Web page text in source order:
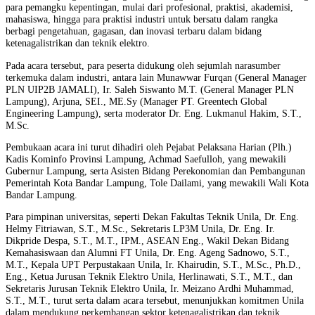
para pemangku kepentingan, mulai dari profesional, praktisi, akademisi,
mahasiswa, hingga para praktisi industri untuk bersatu dalam rangka
berbagi pengetahuan, gagasan, dan inovasi terbaru dalam bidang
ketenagalistrikan dan teknik elektro.
Pada acara tersebut, para peserta didukung oleh sejumlah narasumber
terkemuka dalam industri, antara lain Munawwar Furqan (General Manager
PLN UIP2B JAMALI), Ir. Saleh Siswanto M.T. (General Manager PLN
Lampung), Arjuna, SEI., ME.Sy (Manager PT. Greentech Global
Engineering Lampung), serta moderator Dr. Eng. Lukmanul Hakim, S.T.,
M.Sc.
Pembukaan acara ini turut dihadiri oleh Pejabat Pelaksana Harian (Plh.)
Kadis Kominfo Provinsi Lampung, Achmad Saefulloh, yang mewakili
Gubernur Lampung, serta Asisten Bidang Perekonomian dan Pembangunan
Pemerintah Kota Bandar Lampung, Tole Dailami, yang mewakili Wali Kota
Bandar Lampung.
Para pimpinan universitas, seperti Dekan Fakultas Teknik Unila, Dr. Eng.
Helmy Fitriawan, S.T., M.Sc., Sekretaris LP3M Unila, Dr. Eng. Ir.
Dikpride Despa, S.T., M.T., IPM., ASEAN Eng., Wakil Dekan Bidang
Kemahasiswaan dan Alumni FT Unila, Dr. Eng. Ageng Sadnowo, S.T.,
M.T., Kepala UPT Perpustakaan Unila, Ir. Khairudin, S.T., M.Sc., Ph.D.,
Eng., Ketua Jurusan Teknik Elektro Unila, Herlinawati, S.T., M.T., dan
Sekretaris Jurusan Teknik Elektro Unila, Ir. Meizano Ardhi Muhammad,
S.T., M.T., turut serta dalam acara tersebut, menunjukkan komitmen Unila
dalam mendukung perkembangan sektor ketenagalistrikan dan teknik